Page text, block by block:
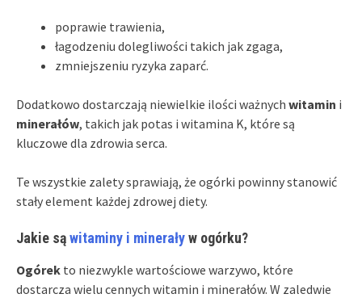
poprawie trawienia,
łagodzeniu dolegliwości takich jak zgaga,
zmniejszeniu ryzyka zaparć.
Dodatkowo dostarczają niewielkie ilości ważnych witamin i
minerałów, takich jak potas i witamina K, które są
kluczowe dla zdrowia serca.
Te wszystkie zalety sprawiają, że ogórki powinny stanowić
stały element każdej zdrowej diety.
Jakie sąwitaminy i mineraływ ogórku?
Ogórek to niezwykle wartościowe warzywo, które
dostarcza wielu cennych witamin i minerałów. W zaledwie